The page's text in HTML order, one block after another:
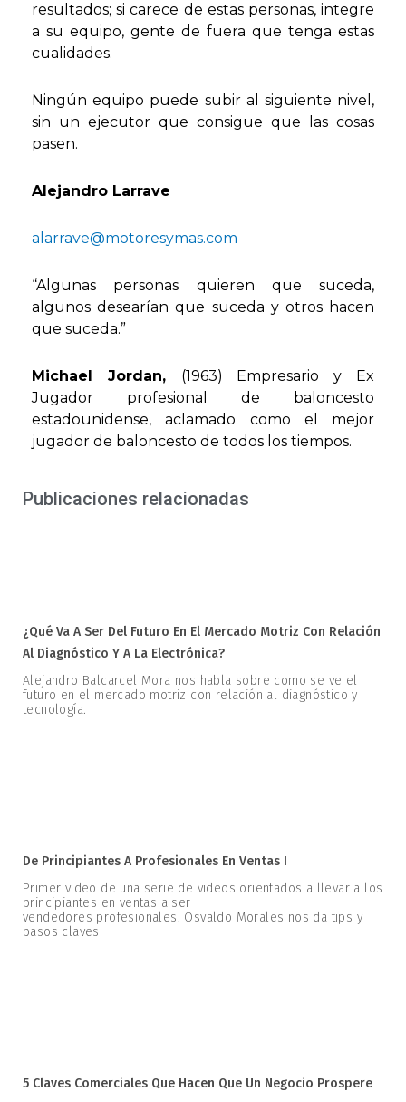
resultados; si carece de estas personas, integre
a su equipo, gente de fuera que tenga estas
cualidades.
Ningún equipo puede subir al siguiente nivel,
sin un ejecutor que consigue que las cosas
pasen.
Alejandro Larrave
alarrave@motoresymas.com
“Algunas personas quieren que suceda,
algunos desearían que suceda y otros hacen
que suceda.”
Michael Jordan, (1963) Empresario y Ex
Jugador profesional de baloncesto
estadounidense, aclamado como el mejor
jugador de baloncesto de todos los tiempos.
Publicaciones relacionadas
¿Qué Va A Ser Del Futuro En El Mercado Motriz Con Relación
Al Diagnóstico Y A La Electrónica?
Alejandro Balcarcel Mora nos habla sobre como se ve el
futuro en el mercado motriz con relación al diagnóstico y
tecnología.
De Principiantes A Profesionales En Ventas I
Primer video de una serie de videos orientados a llevar a los
principiantes en ventas a ser
vendedores profesionales. Osvaldo Morales nos da tips y
pasos claves
5 Claves Comerciales Que Hacen Que Un Negocio Prospere